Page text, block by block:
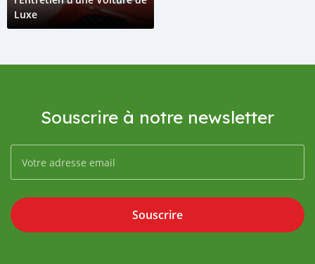
Luxe
Souscrire à notre newsletter
Souscrire